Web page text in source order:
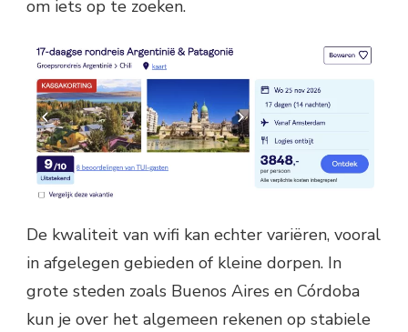
om iets op te zoeken.
De kwaliteit van wifi kan echter variëren, vooral
in afgelegen gebieden of kleine dorpen. In
grote steden zoals Buenos Aires en Córdoba
kun je over het algemeen rekenen op stabiele